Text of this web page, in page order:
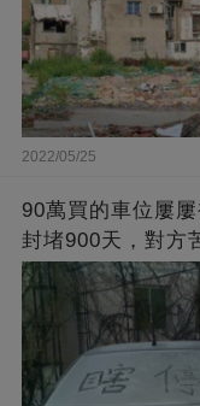
2022/05/25
90萬買的車位屢
封堵900天，對方